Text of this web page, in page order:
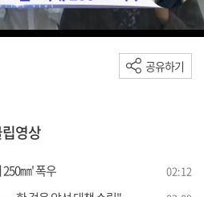
공유하기
영상
250㎜' 폭우 02:12